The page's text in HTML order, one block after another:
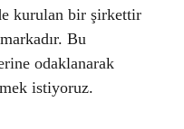
kurulan bir şirkettir
Bu
odaklanarak
istiyoruz.